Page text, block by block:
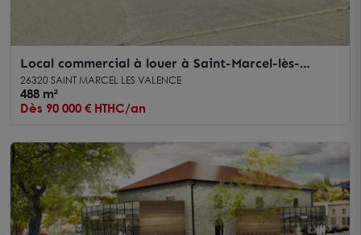
Local commercial à louer à Saint-Marcel-lès-
Valence, espace modulable, lumineux
26320 SAINT MARCEL LES VALENCE
488 m²
Dès 90 000 € HTHC/an